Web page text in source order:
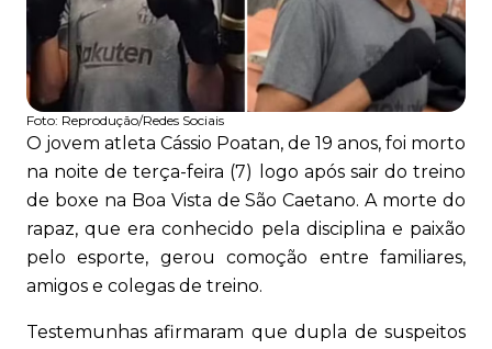
Foto: Reprodução/Redes Sociais
O jovem atleta Cássio Poatan, de 19 anos, foi morto
na noite de terça-feira (7) logo após sair do treino
de boxe na Boa Vista de São Caetano. A morte do
rapaz, que era conhecido pela disciplina e paixão
pelo esporte, gerou comoção entre familiares,
amigos e colegas de treino.
Testemunhas afirmaram que dupla de suspeitos